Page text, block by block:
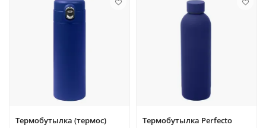
Термобутылка (термос)
Термобутылка Perfecto